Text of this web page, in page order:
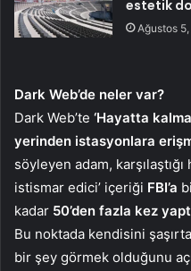
estetik
Ağustos
Dark Web’de neler var?
Dark Web’te ‘Hayatta
yerinden istasyonlara
söyleyen adam, karşılaştığı
istismar edici’ içeriği FBI’a
kadar 50’den fazla kez
Bu noktada kendisini
bir şey görmek olduğunu